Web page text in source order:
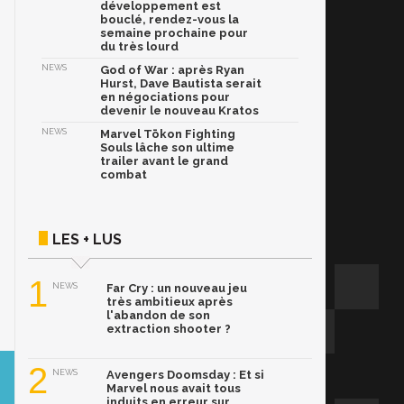
développement est
bouclé, rendez-vous la
semaine prochaine pour
du très lourd
NEWS
God of War : après Ryan
Hurst, Dave Bautista serait
en négociations pour
devenir le nouveau Kratos
NEWS
Marvel Tōkon Fighting
Souls lâche son ultime
trailer avant le grand
combat
LES + LUS
1 NEWS
Far Cry : un nouveau jeu
très ambitieux après
l'abandon de son
extraction shooter ?
2 NEWS
Avengers Doomsday : Et si
Marvel nous avait tous